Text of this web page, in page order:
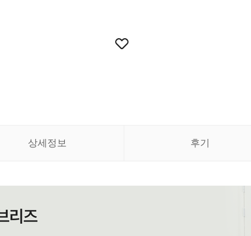
상세정보 후기